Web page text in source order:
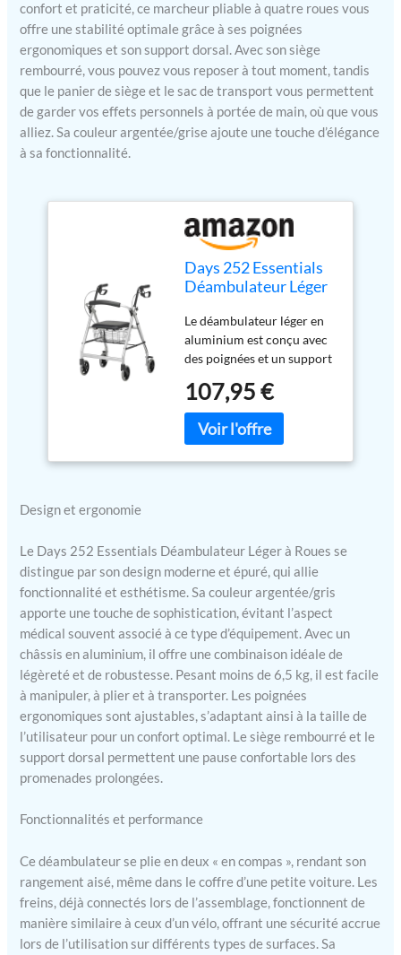
confort et praticité, ce marcheur pliable à quatre roues vous
offre une stabilité optimale grâce à ses poignées
ergonomiques et son support dorsal. Avec son siège
rembourré, vous pouvez vous reposer à tout moment, tandis
que le panier de siège et le sac de transport vous permettent
de garder vos effets personnels à portée de main, où que vous
alliez. Sa couleur argentée/grise ajoute une touche d’élégance
à sa fonctionnalité.
Days 252 Essentials
Déambulateur Léger
Pliable à Quatre
Roues avec Siège
Rembourré, Support
Dorsal, Poignées
Ergonomiques,
Panier de Siège et Sac
de Transport,
Le déambulateur léger en
aluminium est conçu avec
des poignées et un support
répondre aux besoins de
chaque utilisateur Le
déambulateur est idéal
rembourré, d'un dossier
rembourré et d'un panier
de rangement, il se plie à
plat pour un rangement et
un transport pratiques Le
déambulateur a une
hauteur totale de 795-905
mm, une largeur totale de
620 mm, une profondeur
totale de 685 mm, une
largeur de siège de 300 mm
et un diamètre de roue de
107,95 €
Design et ergonomie
Le Days 252 Essentials Déambulateur Léger à Roues se
distingue par son design moderne et épuré, qui allie
fonctionnalité et esthétisme. Sa couleur argentée/gris
apporte une touche de sophistication, évitant l’aspect
médical souvent associé à ce type d’équipement. Avec un
châssis en aluminium, il offre une combinaison idéale de
légèreté et de robustesse. Pesant moins de 6,5 kg, il est facile
à manipuler, à plier et à transporter. Les poignées
ergonomiques sont ajustables, s’adaptant ainsi à la taille de
l’utilisateur pour un confort optimal. Le siège rembourré et le
support dorsal permettent une pause confortable lors des
promenades prolongées.
Fonctionnalités et performance
Ce déambulateur se plie en deux « en compas », rendant son
rangement aisé, même dans le coffre d’une petite voiture. Les
freins, déjà connectés lors de l’assemblage, fonctionnent de
manière similaire à ceux d’un vélo, offrant une sécurité accrue
lors de l’utilisation sur différents types de surfaces. Sa